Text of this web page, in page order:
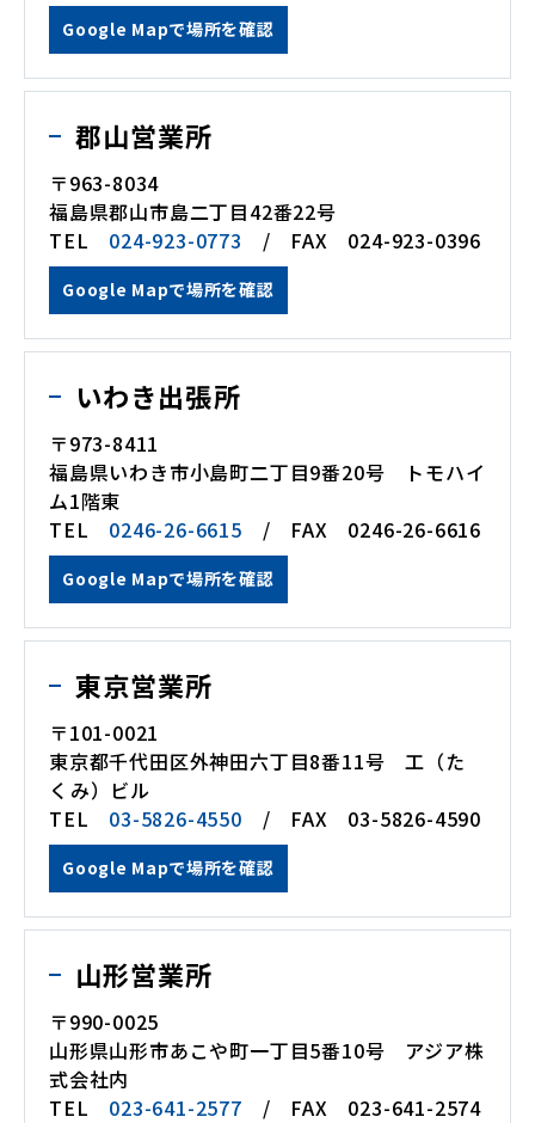
Google Mapで場所を確認
郡山営業所
〒963-8034
福島県郡山市島二丁目42番22号
TEL 024-923-0773 / FAX 024-923-0396
Google Mapで場所を確認
いわき出張所
〒973-8411
福島県いわき市小島町二丁目9番20号 トモハイ
ム1階東
TEL 0246-26-6615 / FAX 0246-26-6616
Google Mapで場所を確認
東京営業所
〒101-0021
東京都千代田区外神田六丁目8番11号 工（た
くみ）ビル
TEL 03-5826-4550 / FAX 03-5826-4590
Google Mapで場所を確認
山形営業所
〒990-0025
山形県山形市あこや町一丁目5番10号 アジア株
式会社内
TEL 023-641-2577 / FAX 023-641-2574